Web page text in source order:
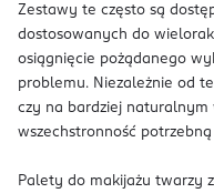
Zestawy te często są
dostosowanych do
osiągnięcie pożądanego
problemu. Niezależnie od
czy na bardziej naturalnym
wszechstronność
Palety do makijażu twarzy